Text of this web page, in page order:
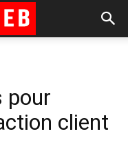
pour
client